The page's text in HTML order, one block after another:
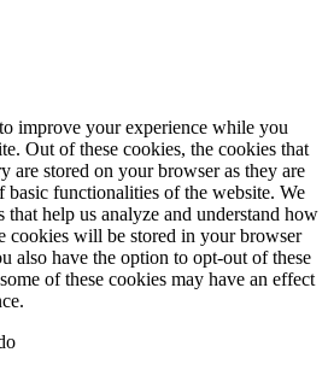
improve your experience while you
Out of these cookies, the cookies that
are stored on your browser as they are
functionalities of the website. We
that help us analyze and understand how
cookies will be stored in your browser
also have the option to opt-out of these
of these cookies may have an effect